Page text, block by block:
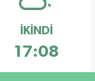
İKINDI
17:08